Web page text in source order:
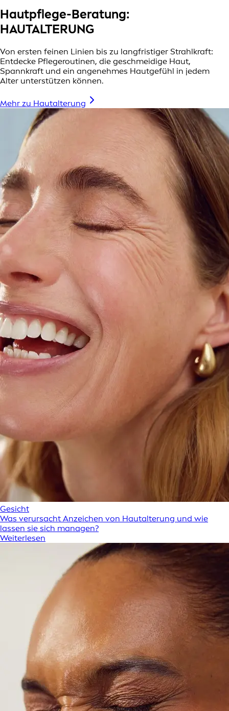
Hautpflege-Beratung:
HAUTALTERUNG
Von ersten feinen Linien bis zu langfristiger Strahlkraft:
Entdecke Pflegeroutinen, die geschmeidige Haut,
Spannkraft und ein angenehmes Hautgefühl in jedem
Alter unterstützen können.
Mehr zu Hautalterung
Gesicht
Was verursacht Anzeichen von Hautalterung und wie
lassen sie sich managen?
Weiterlesen